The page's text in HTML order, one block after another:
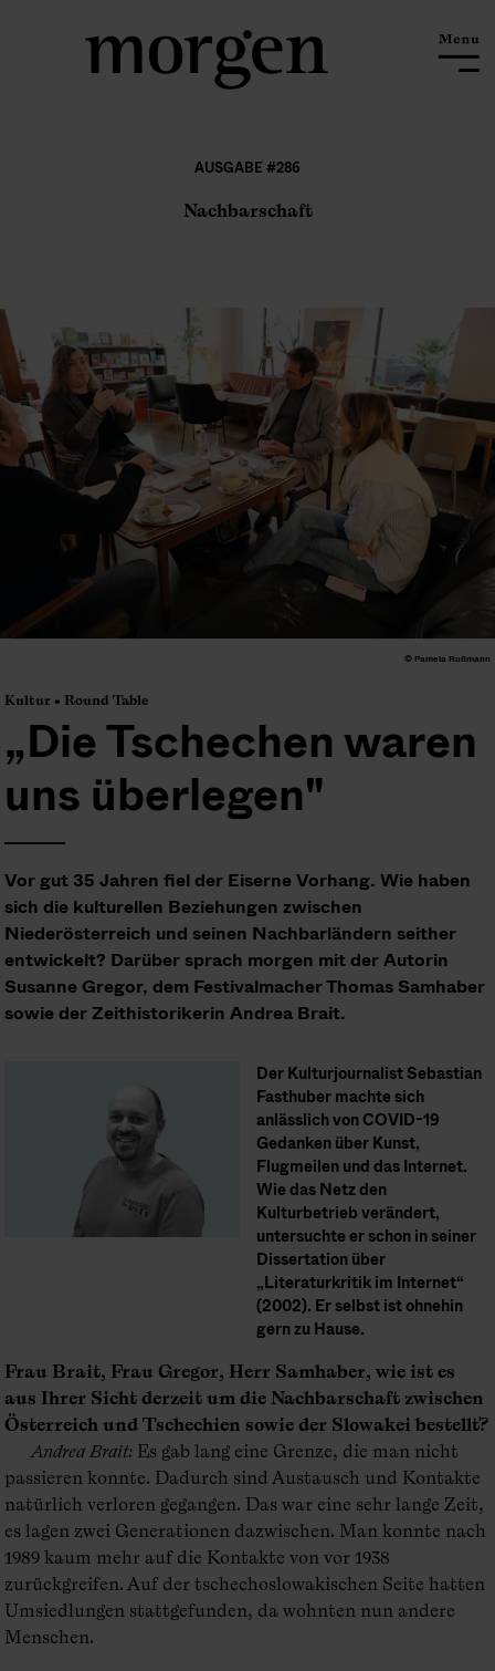
AUSGABE #286
Nachbarschaft
© Pamela Rußmann
Kultur • Round Table
„Die Tschechen waren
uns überlegen"
Vor gut 35 Jahren fiel der Eiserne Vorhang. Wie haben
sich die kulturellen Beziehungen zwischen
Niederösterreich und seinen Nachbarländern seither
entwickelt? Darüber sprach morgen mit der Autorin
Susanne Gregor, dem Festivalmacher Thomas Samhaber
sowie der Zeithistorikerin Andrea Brait.
Der Kulturjournalist Sebastian
Fasthuber machte sich
anlässlich von COVID-19
Gedanken über Kunst,
Flugmeilen und das Internet.
Wie das Netz den
Kulturbetrieb verändert,
untersuchte er schon in seiner
Dissertation über
„Literaturkritik im Internet“
(2002). Er selbst ist ohnehin
gern zu Hause.
Frau Brait, Frau Gregor, Herr Samhaber, wie ist es
aus Ihrer Sicht derzeit um die Nachbarschaft zwischen
Österreich und Tschechien sowie der Slowakei bestellt?
Andrea Brait: Es gab lang eine Grenze, die man nicht
passieren konnte. Dadurch sind Austausch und Kontakte
natürlich verloren gegangen. Das war eine sehr lange Zeit,
es lagen zwei Generationen dazwischen. Man konnte nach
1989 kaum mehr auf die Kontakte von vor 1938
zurückgreifen. Auf der tschechoslowakischen Seite hatten
Umsiedlungen stattgefunden, da wohnten nun andere
Menschen.